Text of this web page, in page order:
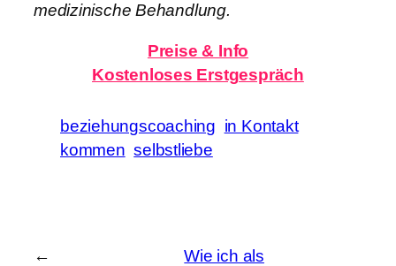
medizinische Behandlung.
Preise & Info
Kostenloses Erstgespräch
beziehungscoaching in Kontakt
kommen selbstliebe
←
Wie ich als